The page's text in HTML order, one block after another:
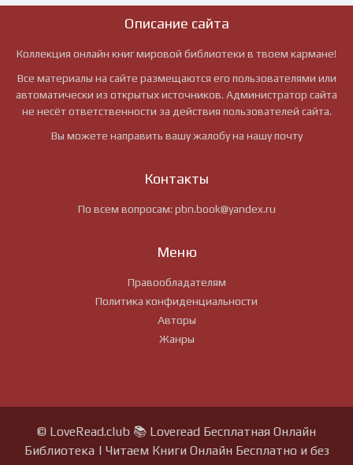
Описание сайта
Коллекция онлайн книг мировой библиотеки в твоем кармане!
Все материалы на сайте размещаются его пользователями или
автоматически из открытых источников. Администратор сайта
не несёт ответственности за действия пользователей сайта.
Вы можете направить вашу жалобу на нашу почту
Контакты
По всем вопросам: pbn.book@yandex.ru
Меню
Правообладателям
Политика конфиденциальности
Авторы
Жанры
© LoveRead.club 📚 Loveread Бесплатная Онлайн
Библиотека | Читаем Книги Онлайн Бесплатно и без